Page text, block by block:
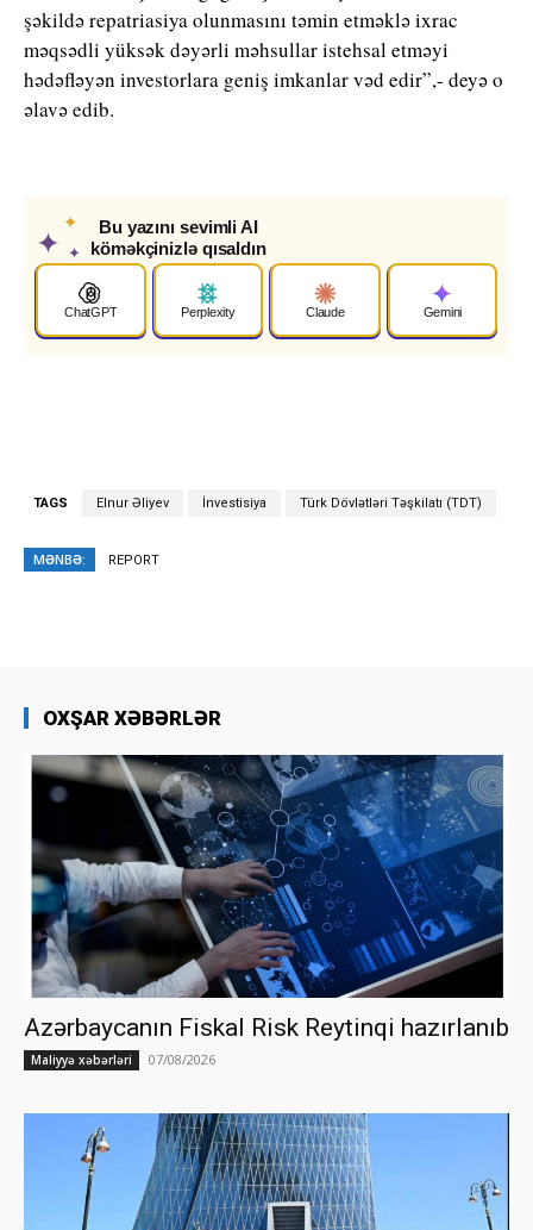
şəkildə repatriasiya olunmasını təmin etməklə ixrac
məqsədli yüksək dəyərli məhsullar istehsal etməyi
hədəfləyən investorlara geniş imkanlar vəd edir”,- deyə o
əlavə edib.
✦
✦
✦
Bu yazını sevimli AI
köməkçinizlə qısaldın
ChatGPT Perplexity Claude Gemini
TAGS Elnur Əliyev İnvestisiya Türk Dövlətləri Təşkilatı (TDT)
MƏNBƏ: REPORT
OXŞAR XƏBƏRLƏR
Azərbaycanın Fiskal Risk Reytinqi hazırlanıb
Maliyyə xəbərləri 07/08/2026